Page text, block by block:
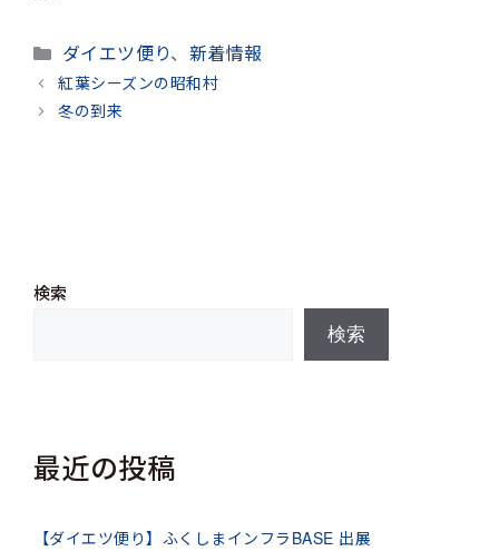
カ
テ
ゴ
ダイエツ便り、 新着情報
紅葉シーズンの昭和村
冬の到来
検索
検索
最近の投稿
【ダイエツ便り】ふくしまインフラBASE 出展